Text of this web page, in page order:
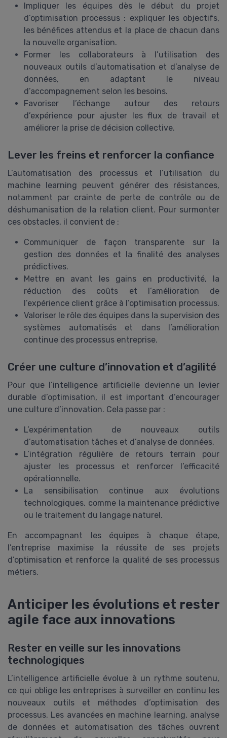
Impliquer les équipes dès le début du projet
d’optimisation processus : expliquer les objectifs,
les bénéfices attendus et la place de chacun dans
la nouvelle organisation.
Former les collaborateurs à l’utilisation des
nouveaux outils d’automatisation et d’analyse de
données, en adaptant le niveau
d’accompagnement selon les besoins.
Favoriser l’échange autour des retours
d’expérience pour ajuster les flux de travail et
améliorer la prise de décision collective.
Lever les freins et renforcer la confiance
L’automatisation des processus et l’utilisation du
machine learning peuvent générer des résistances,
notamment par crainte de perte de contrôle ou de
déshumanisation de la relation client. Pour surmonter
ces obstacles, il convient de :
Communiquer de façon transparente sur la
gestion des données et la finalité des analyses
prédictives.
Mettre en avant les gains en productivité, la
réduction des coûts et l’amélioration de
l’expérience client grâce à l’optimisation processus.
Valoriser le rôle des équipes dans la supervision des
systèmes automatisés et dans l’amélioration
continue des processus entreprise.
Créer une culture d’innovation et d’agilité
Pour que l’intelligence artificielle devienne un levier
durable d’optimisation, il est important d’encourager
une culture d’innovation. Cela passe par :
L’expérimentation de nouveaux outils
d’automatisation tâches et d’analyse de données.
L’intégration régulière de retours terrain pour
ajuster les processus et renforcer l’efficacité
opérationnelle.
La sensibilisation continue aux évolutions
technologiques, comme la maintenance prédictive
ou le traitement du langage naturel.
En accompagnant les équipes à chaque étape,
l’entreprise maximise la réussite de ses projets
d’optimisation et renforce la qualité de ses processus
métiers.
Anticiper les évolutions et rester
agile face aux innovations
Rester en veille sur les innovations
technologiques
L’intelligence artificielle évolue à un rythme soutenu,
ce qui oblige les entreprises à surveiller en continu les
nouveaux outils et méthodes d’optimisation des
processus. Les avancées en machine learning, analyse
de données et automatisation des tâches ouvrent